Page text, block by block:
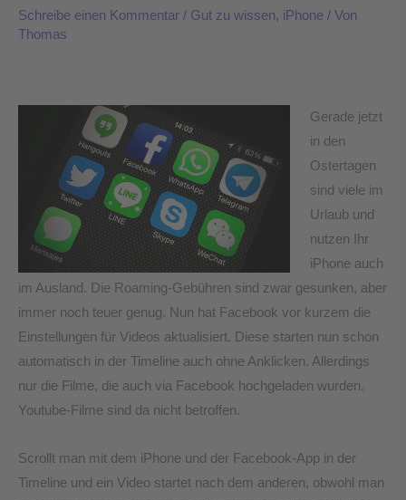
Schreibe einen Kommentar / Gut zu wissen, iPhone / Von
Thomas
Gerade jetzt
in den
Ostertagen
sind viele im
Urlaub und
nutzen Ihr
iPhone auch
im Ausland. Die Roaming-Gebühren sind zwar gesunken, aber
immer noch teuer genug. Nun hat Facebook vor kurzem die
Einstellungen für Videos aktualisiert. Diese starten nun schon
automatisch in der Timeline auch ohne Anklicken. Allerdings
nur die Filme, die auch via Facebook hochgeladen wurden.
Youtube-Filme sind da nicht betroffen.
Scrollt man mit dem iPhone und der Facebook-App in der
Timeline und ein Video startet nach dem anderen, obwohl man